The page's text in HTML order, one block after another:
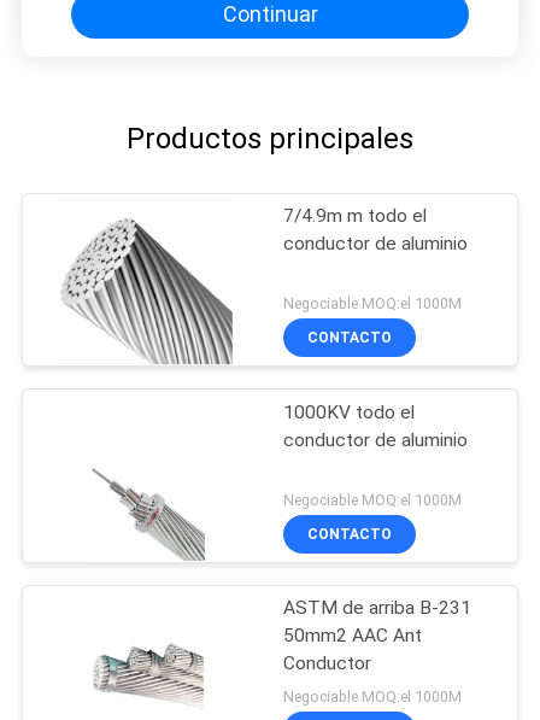
Continuar
Productos principales
7/4.9m m todo el
conductor de aluminio
Negociable MOQ:el 1000M
CONTACTO
1000KV todo el
conductor de aluminio
Negociable MOQ:el 1000M
CONTACTO
ASTM de arriba B-231
50mm2 AAC Ant
Conductor
Negociable MOQ:el 1000M